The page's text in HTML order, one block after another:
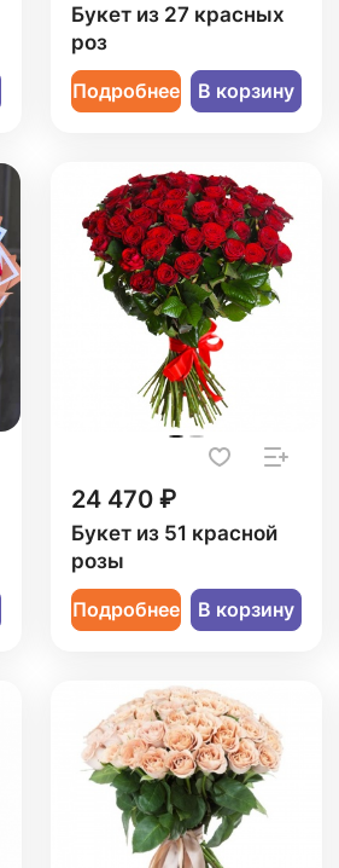
Букет из 27 красных
роз
Подробнее В корзину
24 470 ₽
Букет из 51 красной
розы
Подробнее В корзину